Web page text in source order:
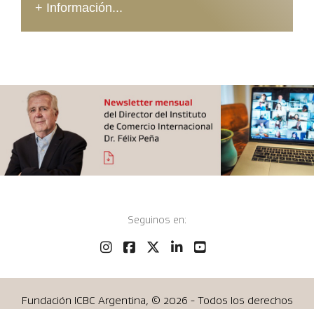
+ Información...
Seguinos en:
Fundación ICBC Argentina, © 2026 - Todos los derechos